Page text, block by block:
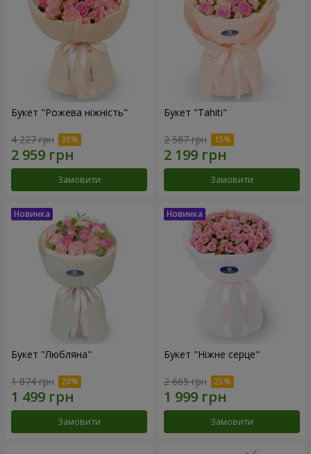
Букет "Рожева ніжність"
4 227 грн
Замовити
Букет "Tahiti"
2 587 грн
Замовити
Букет "Любляна"
1 874 грн
Замовити
Букет "Ніжне серце"
2 665 грн
Замовити